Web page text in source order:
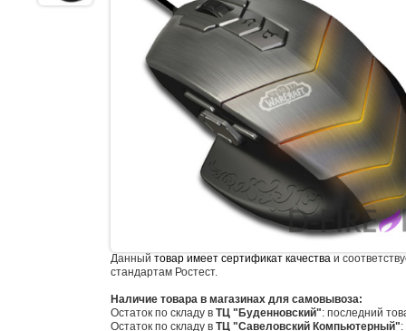
Данный товар имеет сертификат качества и
стандартам Ростест.
Наличие товара в магазинах для самовывоза:
Остаток по складу в ТЦ "Буденновский": последний
Остаток по складу в ТЦ "Савеловский Компьютерный":